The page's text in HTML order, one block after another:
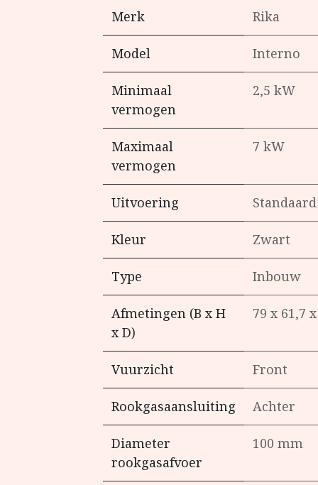
Merk Rika
Model Interno
Minimaal
vermogen
2,5 kW
Maximaal
vermogen
7 kW
Uitvoering
Kleur Zwart
Type Inbouw
Afmetingen (B x H
x D)
79 x 61,7
Vuurzicht Front
Rookgasaansluiting Achter
Diameter
rookgasafvoer
100 mm